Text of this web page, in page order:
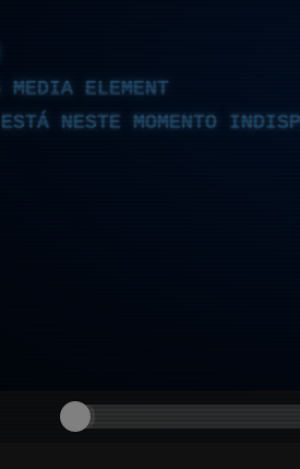
MEDIA ELEMENT
NESTE MOMENTO